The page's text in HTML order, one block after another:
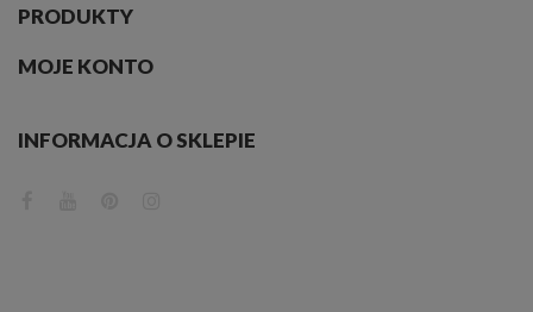
PRODUKTY
MOJE KONTO
INFORMACJA O SKLEPIE